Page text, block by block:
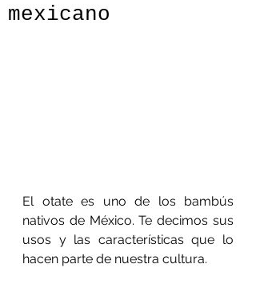
mexicano
El otate es uno de los bambús
nativos de México. Te decimos sus
usos y las características que lo
hacen parte de nuestra cultura.